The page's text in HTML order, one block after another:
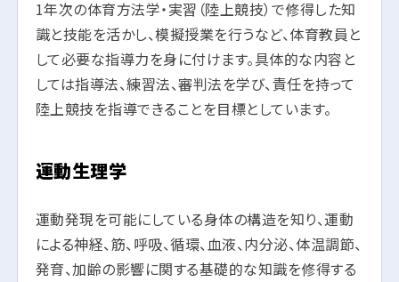
1年次の体育方法学・実習（陸上競技）で修得した知
識と技能を活かし、模擬授業を行うなど、体育教員と
して必要な指導力を身に付けます。具体的な内容と
しては指導法、練習法、審判法を学び、責任を持って
陸上競技を指導できることを目標としています。
運動生理学
運動発現を可能にしている身体の構造を知り、運動
による神経、筋、呼吸、循環、血液、内分泌、体温調節、
発育、加齢の影響に関する基礎的な知識を修得する